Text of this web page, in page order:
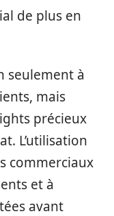
de plus en
seulement à
mais
précieux
L’utilisation
commerciaux
et à
avant